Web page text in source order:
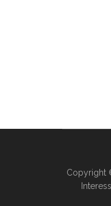
Copyright